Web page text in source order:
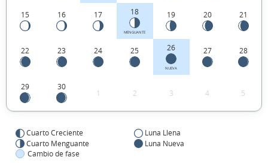
15 16 17 18
MENGUANTE
19 20 21
22 23 24 25 26
NUEVA
27 28
29 30
1 2 3 4 5
Cuarto Creciente
Luna Llena
Cuarto Menguante
Luna Nueva
Cambio de fase